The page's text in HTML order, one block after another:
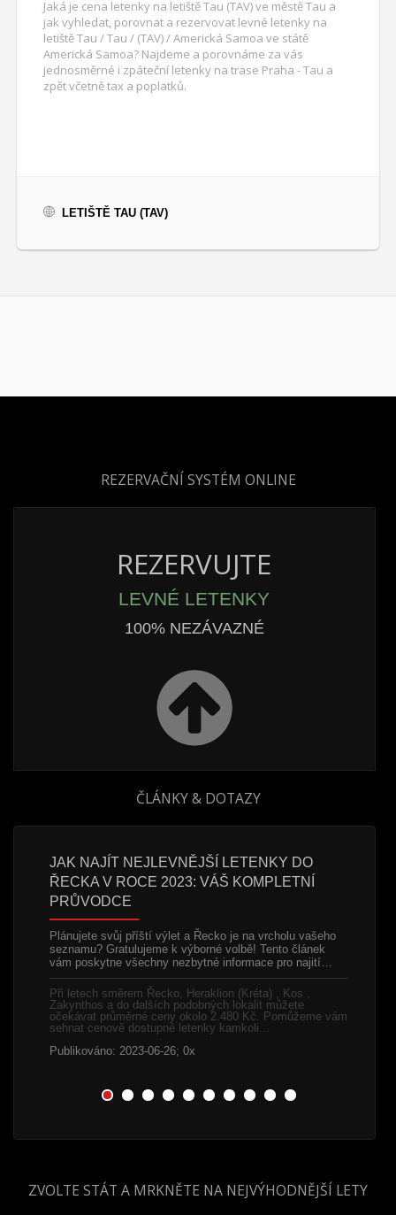
Jaká je cena letenky na letiště Tau (TAV) ve městě Tau a
jak vyhledat, porovnat a rezervovat levné letenky na
letiště Tau / Tau / (TAV) / Americká Samoa ve státě
Americká Samoa? Najdeme a porovnáme za vás
jednosměrné i zpáteční letenky na trase Praha - Tau a
zpět včetně tax a poplatků.
LETIŠTĚ TAU (TAV)
REZERVAČNÍ SYSTÉM ONLINE
REZERVUJTE
LEVNÉ LETENKY
100% NEZÁVAZNÉ
ČLÁNKY & DOTAZY
JAK NAJÍT NEJLEVNĚJŠÍ LETENKY DO
ŘECKA V ROCE 2023: VÁŠ KOMPLETNÍ
PRŮVODCE
Plánujete svůj příští výlet a Řecko je na vrcholu vašeho
seznamu? Gratulujeme k výborné volbě! Tento článek
vám poskytne všechny nezbytné informace pro najití…
Při letech směrem Řecko, Heraklion (Kréta) , Kos ,
Zakynthos a do dalších podobných lokalit můžete
očekávat průměrné ceny okolo 2.480 Kč. Pomůžeme vám
sehnat cenově dostupné letenky kamkoli...
Publikováno: 2023-06-26; 0x
ZVOLTE STÁT A MRKNĚTE NA NEJVÝHODNĚJŠÍ LETY